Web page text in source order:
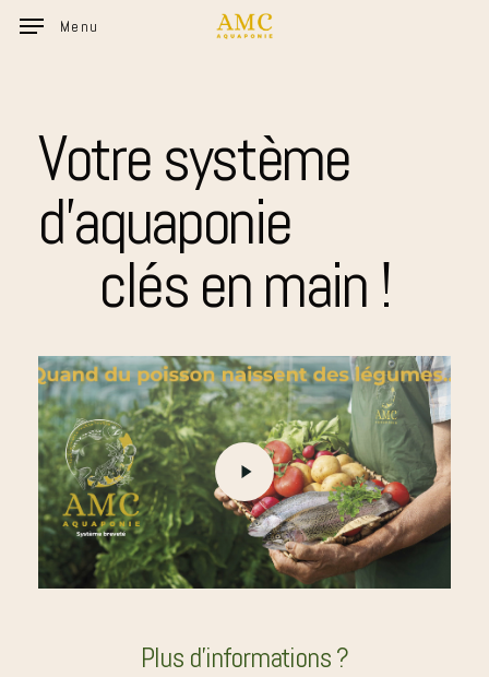
Menu
Votresystème
d'aquaponie
clésenmain !
Play
Video
Plus d'informations ?